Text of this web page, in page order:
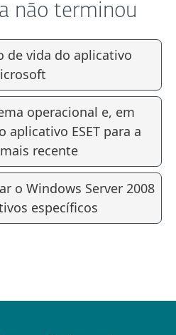
não terminou
de vida do aplicativo
operacional e, em
aplicativo ESET para a
recente
o Windows Server 2008
específicos